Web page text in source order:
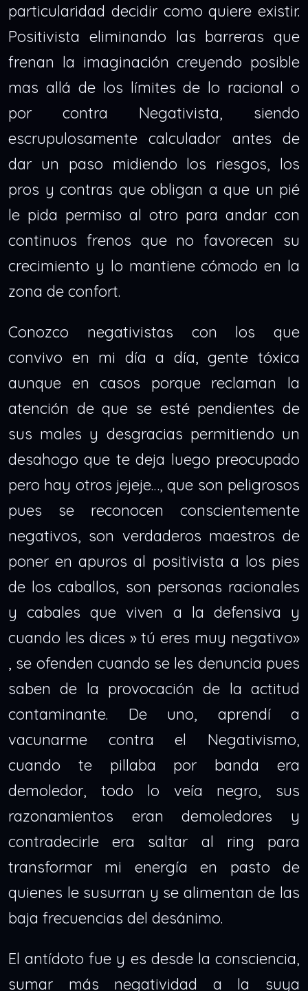
particularidad decidir como quiere existir.
Positivista eliminando las barreras que
frenan la imaginación creyendo posible
mas allá de los límites de lo racional o
por contra Negativista, siendo
escrupulosamente calculador antes de
dar un paso midiendo los riesgos, los
pros y contras que obligan a que un pié
le pida permiso al otro para andar con
continuos frenos que no favorecen su
crecimiento y lo mantiene cómodo en la
zona de confort.
Conozco negativistas con los que
convivo en mi día a día, gente tóxica
aunque en casos porque reclaman la
atención de que se esté pendientes de
sus males y desgracias permitiendo un
desahogo que te deja luego preocupado
pero hay otros jejeje…, que son peligrosos
pues se reconocen conscientemente
negativos, son verdaderos maestros de
poner en apuros al positivista a los pies
de los caballos, son personas racionales
y cabales que viven a la defensiva y
cuando les dices » tú eres muy negativo»
, se ofenden cuando se les denuncia pues
saben de la provocación de la actitud
contaminante. De uno, aprendí a
vacunarme contra el Negativismo,
cuando te pillaba por banda era
demoledor, todo lo veía negro, sus
razonamientos eran demoledores y
contradecirle era saltar al ring para
transformar mi energía en pasto de
quienes le susurran y se alimentan de las
baja frecuencias del desánimo.
El antídoto fue y es desde la consciencia,
sumar más negatividad a la suya